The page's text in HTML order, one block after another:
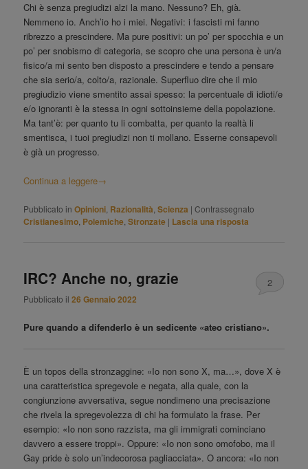
Chi è senza pregiudizi alzi la mano. Nessuno? Eh, già.
Nemmeno io. Anch’io ho i miei. Negativi: i fascisti mi fanno
ribrezzo a prescindere. Ma pure positivi: un po’ per spocchia e un
po’ per snobismo di categoria, se scopro che una persona è un/a
fisico/a mi sento ben disposto a prescindere e tendo a pensare
che sia serio/a, colto/a, razionale. Superfluo dire che il mio
pregiudizio viene smentito assai spesso: la percentuale di idioti/e
e/o ignoranti è la stessa in ogni sottoinsieme della popolazione.
Ma tant’è: per quanto tu li combatta, per quanto la realtà li
smentisca, i tuoi pregiudizi non ti mollano. Esserne consapevoli
è già un progresso.
Continua a leggere→
Pubblicato in Opinioni Razionalità ,Scienza |Contrassegnato
Cristianesimo Polemiche ,Stronzate | Lascia una risposta
IRC? Anche no, grazie
Pubblicato il26 Gennaio 2022
2
Pure quando a difenderlo è un sedicente «ateo cristiano».
È un topos della stronzaggine: «Io non sono X, ma…», dove X è
una caratteristica spregevole e negata, alla quale, con la
congiunzione avversativa, segue nondimeno una precisazione
che rivela la spregevolezza di chi ha formulato la frase. Per
esempio: «Io non sono razzista, ma gli immigrati cominciano
davvero a essere troppi». Oppure: «Io non sono omofobo, ma il
Gay pride è solo un’indecorosa pagliacciata». O ancora: «Io non